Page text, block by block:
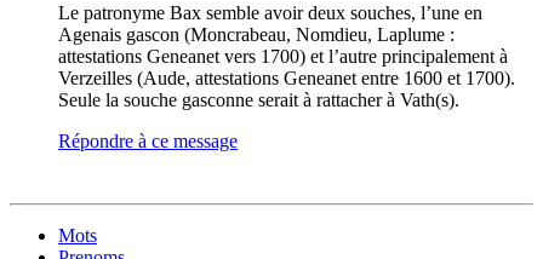
Le patronyme Bax semble avoir deux souches, l’une en
Agenais gascon (Moncrabeau, Nomdieu, Laplume :
attestations Geneanet vers 1700) et l’autre principalement à
Verzeilles (Aude, attestations Geneanet entre 1600 et 1700).
Seule la souche gasconne serait à rattacher à Vath(s).
Répondre à ce message
Mots